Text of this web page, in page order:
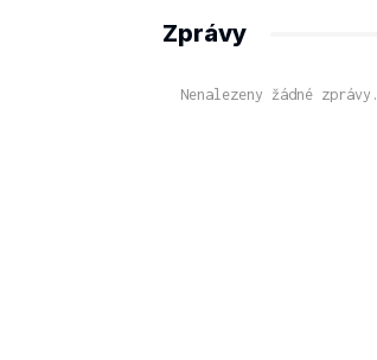
Zprávy
Nenalezeny žádné zprávy.